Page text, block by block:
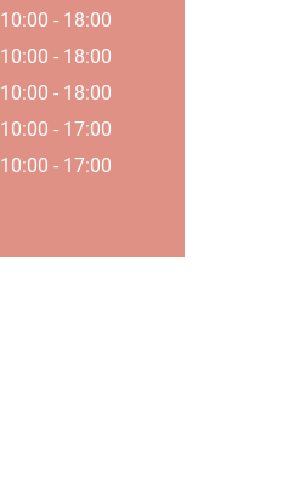
10:00 - 18:00
10:00 - 18:00
10:00 - 18:00
10:00 - 17:00
10:00 - 17:00